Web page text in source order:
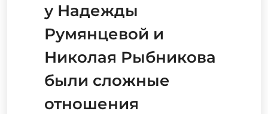
у Надежды
Румянцевой и
Николая Рыбникова
были сложные
отношения